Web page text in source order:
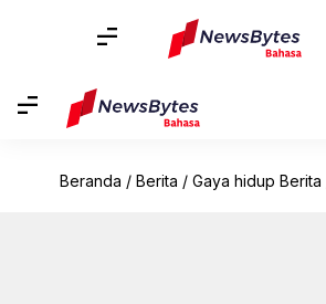
Beranda / Berita / Gaya hidup Berita